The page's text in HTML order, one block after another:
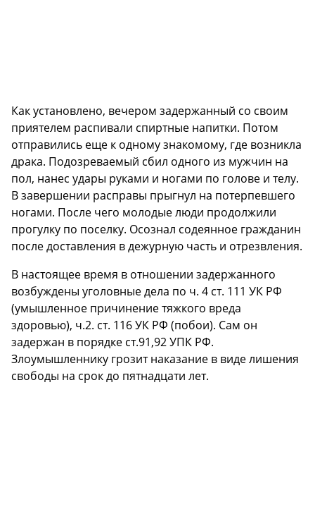
Как установлено, вечером задержанный со своим
приятелем распивали спиртные напитки. Потом
отправились еще к одному знакомому, где возникла
драка. Подозреваемый сбил одного из мужчин на
пол, нанес удары руками и ногами по голове и телу.
В завершении расправы прыгнул на потерпевшего
ногами. После чего молодые люди продолжили
прогулку по поселку. Осознал содеянное гражданин
после доставления в дежурную часть и отрезвления.
В настоящее время в отношении задержанного
возбуждены уголовные дела по ч. 4 ст. 111 УК РФ
(умышленное причинение тяжкого вреда
здоровью), ч.2. ст. 116 УК РФ (побои). Сам он
задержан в порядке ст.91,92 УПК РФ.
Злоумышленнику грозит наказание в виде лишения
свободы на срок до пятнадцати лет.